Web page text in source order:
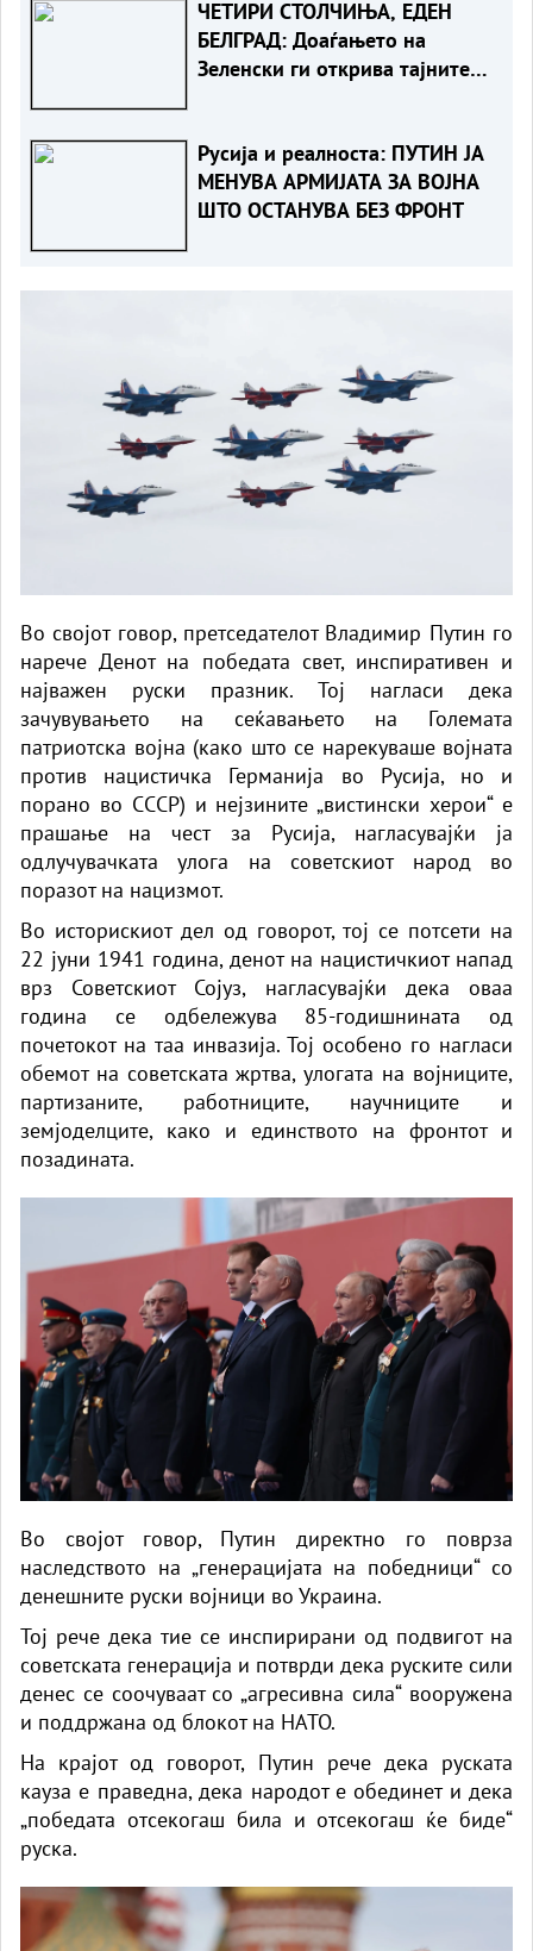
ЧЕТИРИ СТОЛЧИЊА, ЕДЕН
БЕЛГРАД: Доаѓањето на
Зеленски ги открива тајните
Русија и реалноста: ПУТИН ЈА
МЕНУВА АРМИЈАТА ЗА ВОЈНА
ШТО ОСТАНУВА БЕЗ ФРОНТ
Во својот говор, претседателот Владимир Путин го
нарече Денот на победата свет, инспиративен и
најважен руски празник. Тој нагласи дека
зачувувањето на сеќавањето на Големата
патриотска војна (како што се нарекуваше војната
против нацистичка Германија во Русија, но и
порано во СССР) и нејзините „вистински херои“ е
прашање на чест за Русија, нагласувајќи ја
одлучувачката улога на советскиот народ во
поразот на нацизмот.
Во историскиот дел од говорот, тој се потсети на
22 јуни 1941 година, денот на нацистичкиот напад
врз Советскиот Сојуз, нагласувајќи дека оваа
година се одбележува 85-годишнината од
почетокот на таа инвазија. Тој особено го нагласи
обемот на советската жртва, улогата на војниците,
партизаните, работниците, научниците и
земјоделците, како и единството на фронтот и
позадината.
Во својот говор, Путин директно го поврза
наследството на „генерацијата на победници“ со
денешните руски војници во Украина.
Тој рече дека тие се инспирирани од подвигот на
советската генерација и потврди дека руските сили
денес се соочуваат со „агресивна сила“ вооружена
и поддржана од блокот на НАТО.
На крајот од говорот, Путин рече дека руската
кауза е праведна, дека народот е обединет и дека
„победата отсекогаш била и отсекогаш ќе биде“
руска.